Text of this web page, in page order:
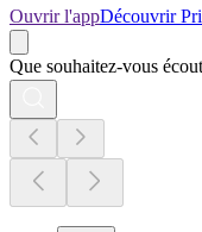
Ouvrir l'appDécouvrir
Que souhaitez-vous